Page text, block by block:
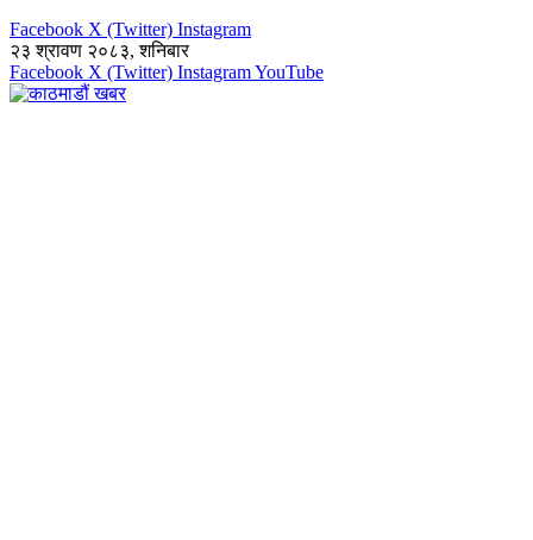
Facebook X (Twitter) Instagram
२३ श्रावण २०८३, शनिबार
Facebook X (Twitter) InstagramYouTube